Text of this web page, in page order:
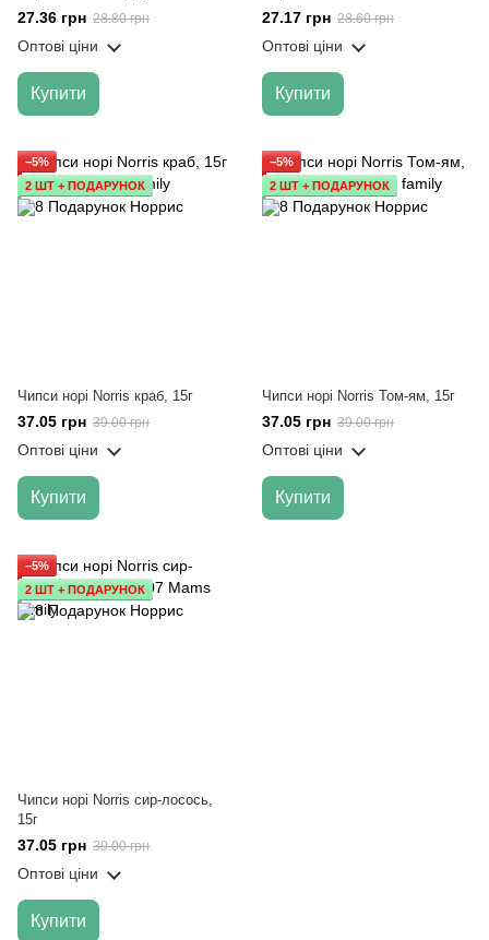
27.36 грн 28.80 грн
Оптові ціни
Купити
27.17 грн 28.60 грн
Оптові ціни
Купити
−5%
2 ШТ + ПОДАРУНОК
Чипси норі Norris краб, 15г
37.05 грн 39.00 грн
Оптові ціни
Купити
−5%
2 ШТ + ПОДАРУНОК
Чипси норі Norris Том-ям, 15г
37.05 грн 39.00 грн
Оптові ціни
Купити
−5%
2 ШТ + ПОДАРУНОК
Чипси норі Norris сир-лосось,
15г
37.05 грн 39.00 грн
Оптові ціни
Купити